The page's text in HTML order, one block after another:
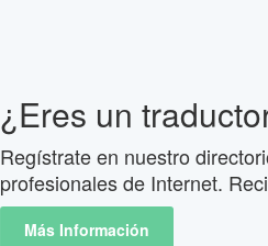
¿Eres un
Regístrate en nuestro
profesionales de Internet.
Más Información